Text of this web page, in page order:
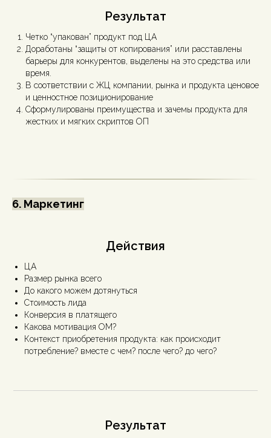
Результат
Четко “упакован” продукт под ЦА
Доработаны “защиты от копирования” или расставлены
барьеры для конкурентов, выделены на это средства или
время.
В соответствии с ЖЦ компании, рынка и продукта ценовое
и ценностное позиционирование
Сформулированы преимущества и зачемы продукта для
жестких и мягких скриптов ОП
6. Маркетинг
Действия
ЦА
Размер рынка всего
До какого можем дотянуться
Стоимость лида
Конверсия в платящего
Какова мотивация ОМ?
Контекст приобретения продукта: как происходит
потребление? вместе с чем? после чего? до чего?
Результат